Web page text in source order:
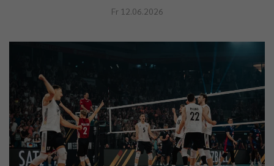
Fr 12.06.2026